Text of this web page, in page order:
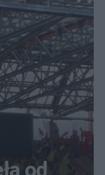
od